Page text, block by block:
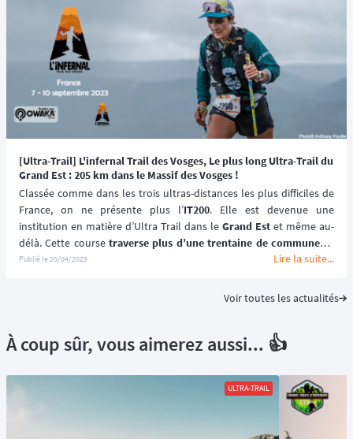
disponible ci-dessous. 🔎🏃‍♂️ Un défi physique et mental hors
norme, qui confirme l’
comme l’un des rendez-vous
incontournables de l'
en milieu naturel.
[Ultra-Trail] L'infernal Trail des Vosges, Le plus long Ultra-Trail du
Grand Est : 205 km dans le Massif des Vosges !
Classée comme dans les trois ultras-distances les plus difficiles de
France, on ne présente plus l’IT200. Elle est devenue une
institution en matière d’Ultra Trail dans le Grand Est et même au-
délà. Cette course traverse plus d’une trentaine de communes à
travers un tracé organisé et pensé pour vous faire découvrir la
Publié le20/04/2023 Lire la suite...
Voir toutes les actualités
À coup sûr, vous aimerez aussi... 👍
ULTRA-TRAIL